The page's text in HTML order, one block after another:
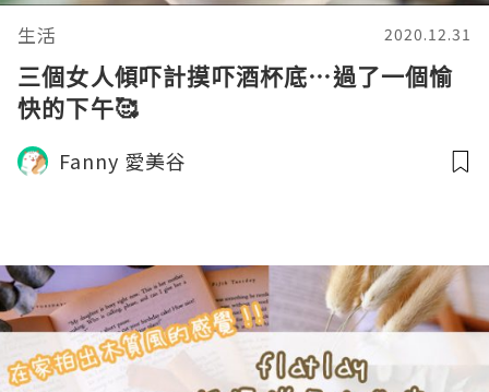
生活 2020.12.31
三個女人傾吓計摸吓酒杯底⋯過了一個愉
快的下午🥰
Fanny 愛美谷